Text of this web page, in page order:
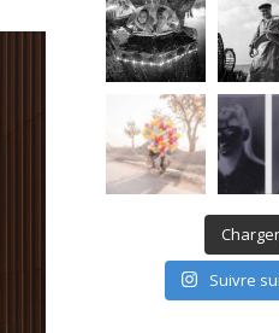
Suivre